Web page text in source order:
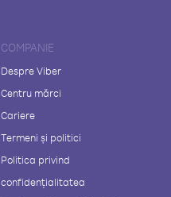
COMPANIE
Despre Viber
Centru mărci
Cariere
Termeni și politici
Politica privind
confidențialitatea